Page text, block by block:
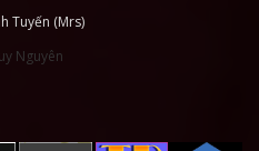
Tuyến (Mrs)